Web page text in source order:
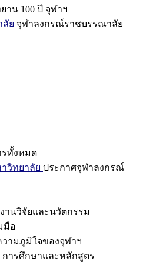
าน 100 ปี จุฬาฯ
ลัย จุฬาลงกรณ์ราชบรรณาลัย
รทั้งหมด
วิทยาลัย ประกาศจุฬาลงกรณ์
งานวิจัยและนวัตกรรม
มือ
วามภูมิใจของจุฬาฯ
การศึกษาและหลักสูตร